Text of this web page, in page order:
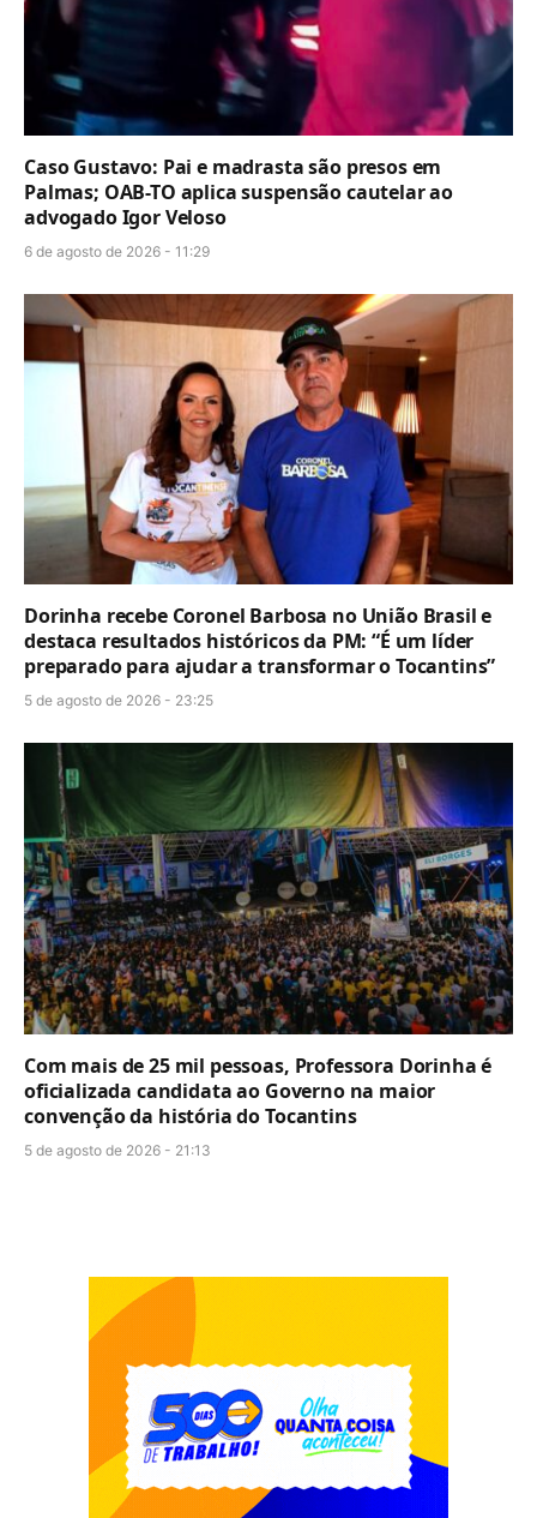
Caso Gustavo: Pai e madrasta são presos em
Palmas; OAB-TO aplica suspensão cautelar ao
advogado Igor Veloso
6 de agosto de 2026 - 11:29
Dorinha recebe Coronel Barbosa no União Brasil e
destaca resultados históricos da PM: “É um líder
preparado para ajudar a transformar o Tocantins”
5 de agosto de 2026 - 23:25
Com mais de 25 mil pessoas, Professora Dorinha é
oficializada candidata ao Governo na maior
convenção da história do Tocantins
5 de agosto de 2026 - 21:13